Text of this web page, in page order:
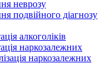
неврозу
подвійного діагнозу
алкоголіків
наркозалежних
наркозалежних